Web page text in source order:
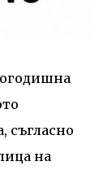
съгласно
на